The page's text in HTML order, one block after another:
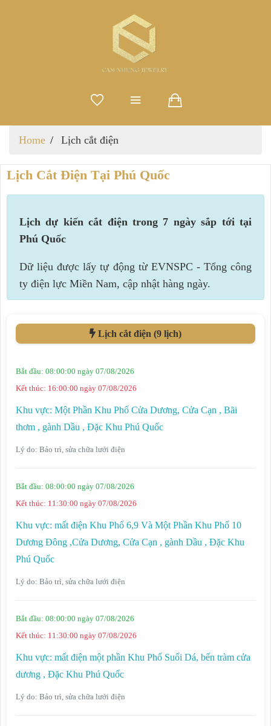
Home Lịch cắt điện
Lịch Cắt Điện Tại Phú Quốc
Lịch dự kiến cắt điện trong 7 ngày sắp tới tại
Phú Quốc
Dữ liệu được lấy tự động từ EVNSPC - Tổng công
ty điện lực Miền Nam, cập nhật hàng ngày.
Lịch cắt điện (9 lịch)
Bắt đầu: 08:00:00 ngày 07/08/2026
Kết thúc: 16:00:00 ngày 07/08/2026
Khu vực: Một Phần Khu Phố Cửa Dương, Cửa Cạn , Bãi
thơm , gành Dầu , Đặc Khu Phú Quốc
Lý do: Bảo trì, sửa chữa lưới điện
Bắt đầu: 08:00:00 ngày 07/08/2026
Kết thúc: 11:30:00 ngày 07/08/2026
Khu vực: mất điện Khu Phố 6,9 Và Một Phần Khu Phố 10
Dương Đông ,Cửa Dương, Cửa Cạn , gành Dầu , Đặc Khu
Phú Quốc
Lý do: Bảo trì, sửa chữa lưới điện
Bắt đầu: 08:00:00 ngày 07/08/2026
Kết thúc: 11:30:00 ngày 07/08/2026
Khu vực: mất điện một phần Khu Phố Suối Dá, bến tràm cửa
dương , Đặc Khu Phú Quốc
Lý do: Bảo trì, sửa chữa lưới điện